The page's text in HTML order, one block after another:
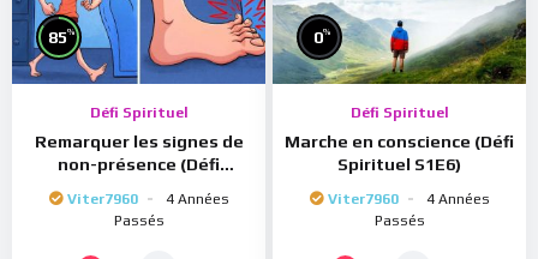
85%
Défi Spirituel
Remarquer les signes de
non-présence (Défi
Viter7960
4 Années
Passés
0%
Défi Spirituel
Marche en conscience (Défi
Spirituel S1E6)
Viter7960
4 Années
Passés